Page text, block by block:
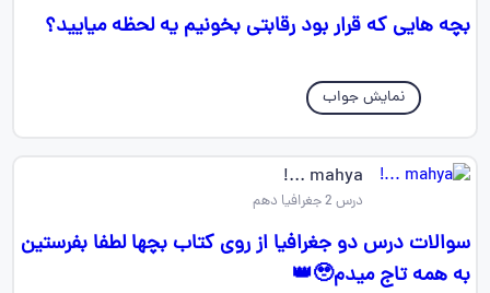
بچه هایی که قرار بود رقابتی بخونیم یه لحظه میایید؟
نمایش جواب
mahya ...!
درس 2 جغرافیا دهم
سوالات درس دو جغرافیا از روی کتاب بچها لطفا بفرستین
به همه تاج میدم🥹👑